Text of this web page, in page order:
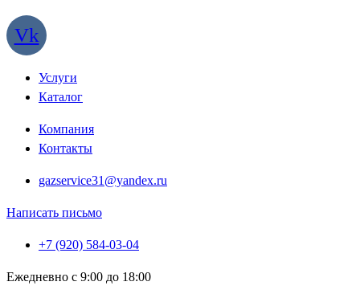
Vk
Услуги
Каталог
Компания
Контакты
gazservice31@yandex.ru
Написать письмо
+7 (920) 584-03-04
Ежедневно с 9:00 до 18:00